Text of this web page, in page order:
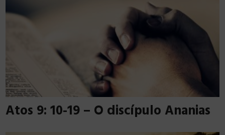
Atos 9: 10-19 – O discípulo Ananias